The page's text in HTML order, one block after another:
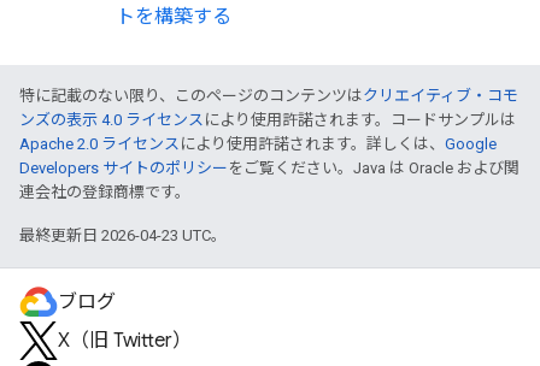
トを構築する
特に記載のない限り、このページのコンテンツはクリエイティブ・コモ
ンズの表示 4.0 ライセンス により使用許諾されます。コードサンプルは
Apache 2.0 ライセンス により使用許諾されます。詳しくは、 Google
Developers サイトのポリシー をご覧ください。Java は Oracle および関
連会社の登録商標です。
最終更新日 2026-04-23 UTC。
ブログ
X（旧 Twitter）